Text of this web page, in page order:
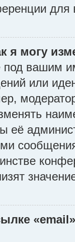
для
я могу
вашим
или
её